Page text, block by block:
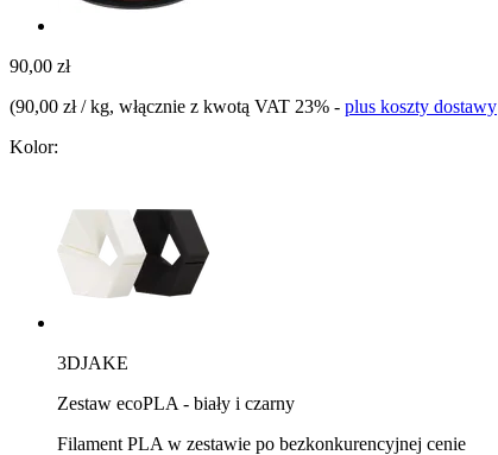
90,00 zł
(90,00 zł / kg, włącznie z kwotą VAT 23% - plus koszty dostawy
Kolor:
3DJAKE
Zestaw ecoPLA - biały i czarny
Filament PLA w zestawie po bezkonkurencyjnej cenie